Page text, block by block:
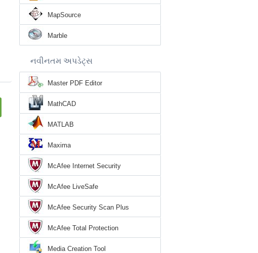
MapSource
Marble
નવીનતમ અપડેટ્સ
Master PDF Editor
MathCAD
MATLAB
Maxima
McAfee Internet Security
McAfee LiveSafe
McAfee Security Scan Plus
McAfee Total Protection
Media Creation Tool